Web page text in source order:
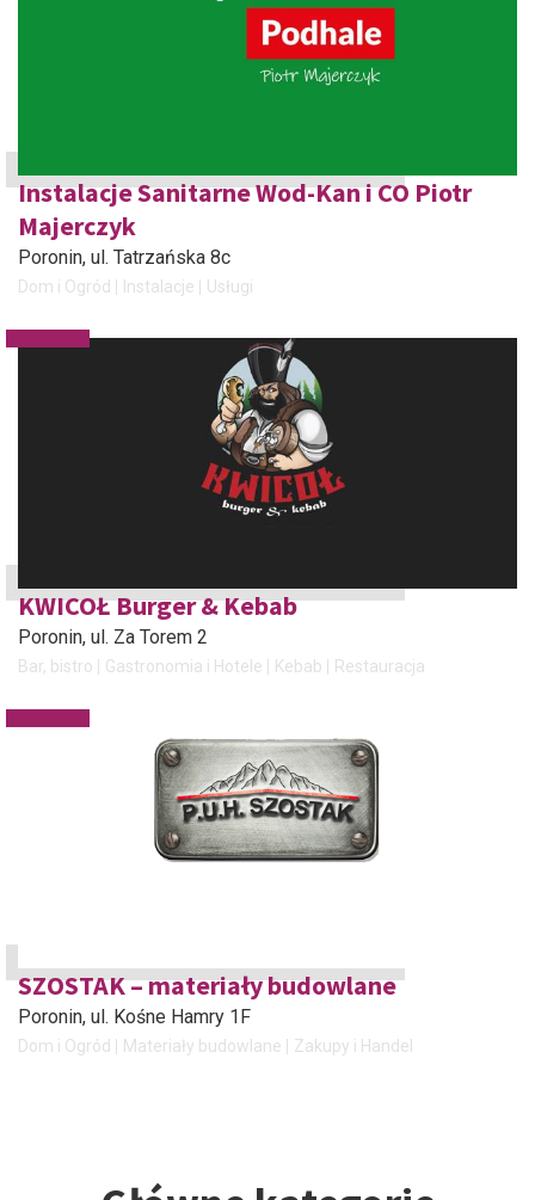
Instalacje Sanitarne Wod-Kan i CO Piotr
Majerczyk
Poronin, ul. Tatrzańska 8c
Dom i Ogród Instalacje Usługi
KWICOŁ Burger & Kebab
Poronin, ul. Za Torem 2
Bar, bistro Gastronomia i Hotele Kebab Restauracja
SZOSTAK – materiały budowlane
Poronin, ul. Kośne Hamry 1F
Dom i Ogród Materiały budowlane Zakupy i Handel